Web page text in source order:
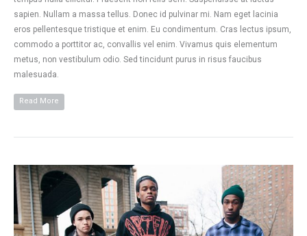
sapien. Nullam a massa tellus. Donec id pulvinar mi. Nam eget lacinia
eros pellentesque tristique et enim. Eu condimentum. Cras lectus ipsum,
commodo a porttitor ac, convallis vel enim. Vivamus quis elementum
metus, non vestibulum odio. Sed tincidunt purus in risus faucibus
malesuada.
Read More